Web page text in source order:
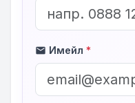
mail Имейл *